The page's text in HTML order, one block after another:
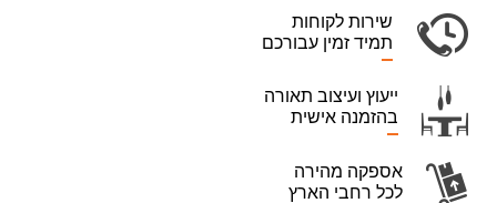
שירות לקוחות
תמיד זמין עבורכם
ייעוץ ועיצוב תאורה
בהזמנה אישית
אספקה מהירה
לכל רחבי הארץ